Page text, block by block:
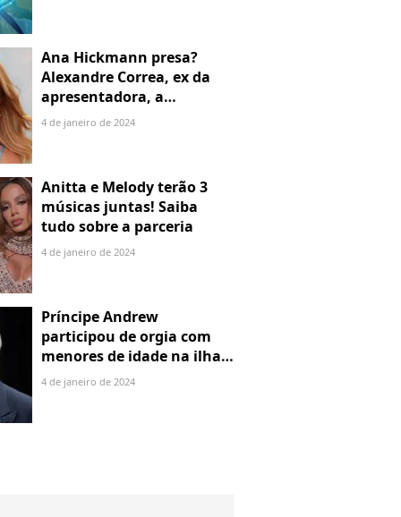
Ana Hickmann presa?
Alexandre Correa, ex da
apresentadora, a
denuncia por alienação
4 de janeiro de 2024
Anitta e Melody terão 3
músicas juntas! Saiba
tudo sobre a parceria
4 de janeiro de 2024
Príncipe Andrew
participou de orgia com
menores de idade na ilha
de Jeffrey Epstein, chefe de
4 de janeiro de 2024